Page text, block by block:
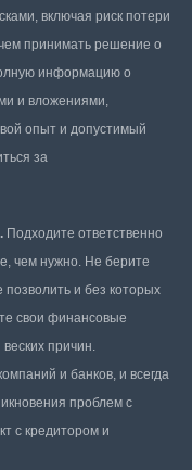
включая риск потери
принимать решение о
информацию о
и вложениями,
опыт и допустимый
за
Подходите ответственно
чем нужно. Не берите
и без которых
свои финансовые
причин.
и банков, и всегда
проблем с
с кредитором и